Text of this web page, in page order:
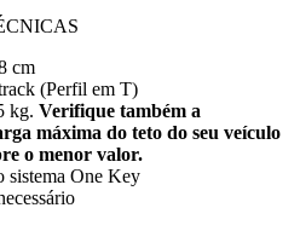
cm
(Perfil em T)
kg. Verifique também a
máxima do teto do seu veículo
o menor valor.
sistema One Key